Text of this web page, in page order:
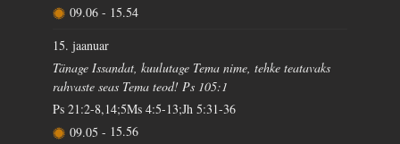
09.06 - 15.54
15. jaanuar
Tänage Issandat, kuulutage Tema nime, tehke teatavaks
rahvaste seas Tema teod! Ps 105:1
Ps 21:2-8,14;5Ms 4:5-13;Jh 5:31-36
09.05 - 15.56